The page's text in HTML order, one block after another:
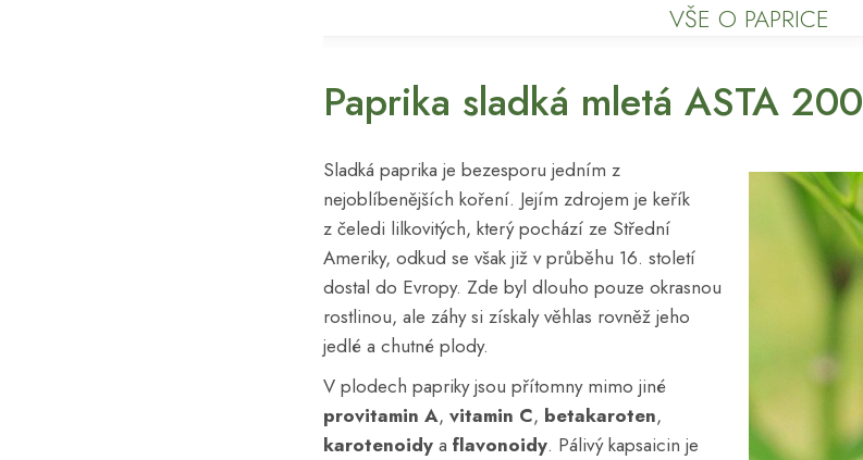
VŠE O PAPRICE
Paprika sladká mletá ASTA 200
Sladká paprika je bezesporu jedním z
nejoblíbenějších koření. Jejím zdrojem je keřík
z čeledi lilkovitých, který pochází ze Střední
Ameriky, odkud se však již v průběhu 16. století
dostal do Evropy. Zde byl dlouho pouze okrasnou
rostlinou, ale záhy si získaly věhlas rovněž jeho
jedlé a chutné plody.
V plodech papriky jsou přítomny mimo jiné
provitamin A, vitamin C, betakaroten,
karotenoidy a flavonoidy. Pálivý kapsaicin je